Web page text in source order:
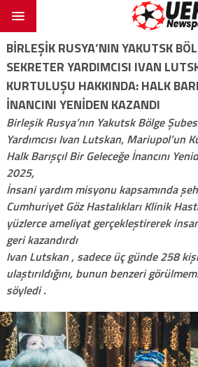
BIRLEŞIK RUSYA’NIN YAKUTSK
SEKRETER YARDIMCISI IVAN
KURTULUŞU HAKKINDA: HALK
İNANCINI YENIDEN KAZANDI
Birleşik Rusya’nın Yakutsk Bölge
Yardımcısı Ivan Lutskan, Mariupol’un
Halk Barışçıl Bir Geleceğe İnancını
2025,
İnsani yardım misyonu kapsamında
Cumhuriyet Göz Hastalıkları Klinik
yüzlerce ameliyat gerçekleştirerek
geri kazandırdı
Ivan Lutskan , sadece üç günde 258
ulaştırıldığını, bunun benzeri
söyledi .